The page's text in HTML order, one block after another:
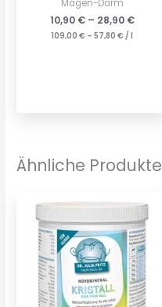
Magen-Darm
10,90 €– 28,90 €
109,00€ –57,80€ /
Ähnliche Produkte